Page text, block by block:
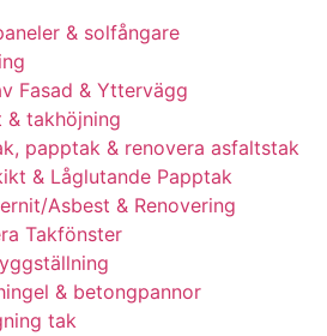
& solfångare
Fasad & Yttervägg
takhöjning
papptak & renovera asfaltstak
& Låglutande Papptak
Asbest & Renovering
Takfönster
& betongpannor
tak